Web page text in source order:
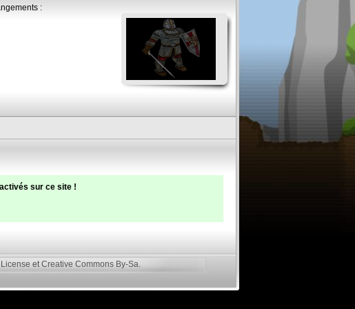
:
sur ce site !
et Creative Commons By-Sa